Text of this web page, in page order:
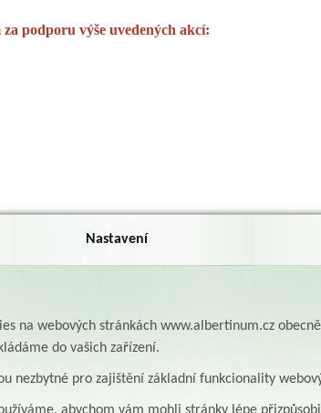
podporu výše uvedených akcí:
Nastavení
na webových stránkách www.albertinum.cz
do vašich zařízení.
nezbytné pro zajištění základní funkcionality
abychom vám mohli stránky lépe